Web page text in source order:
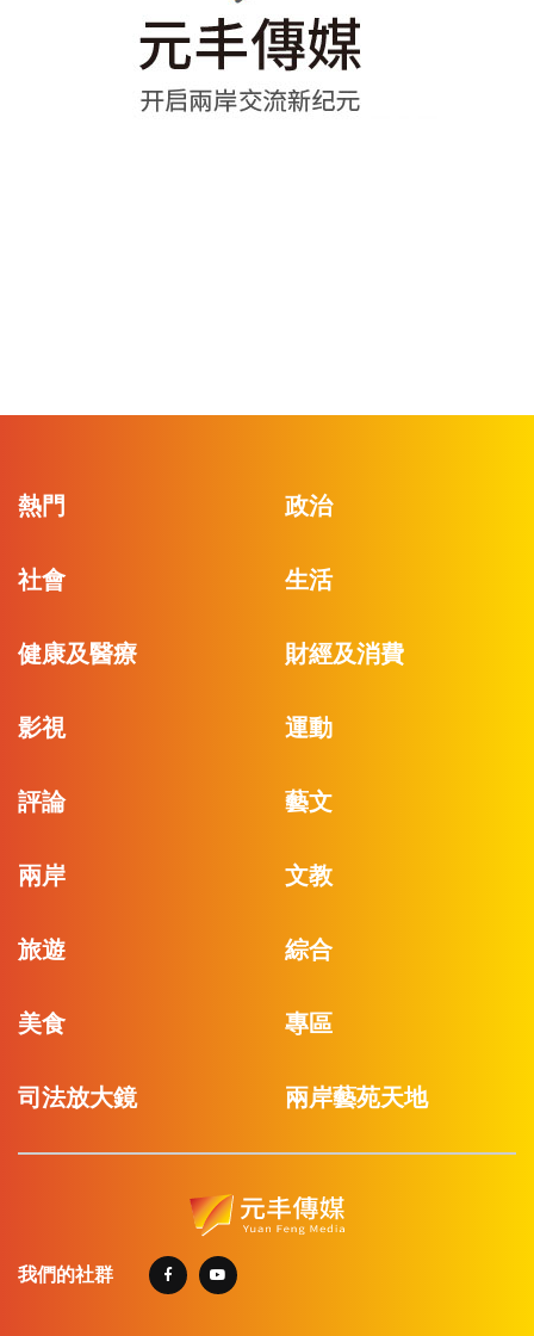
熱門 政治
社會 生活
健康及醫療 財經及消費
影視 運動
評論 藝文
兩岸 文教
旅遊 綜合
美食 專區
司法放大鏡 兩岸藝苑天地
我們的社群